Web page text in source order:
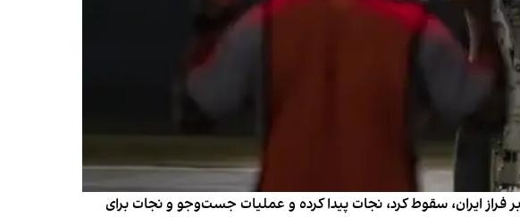
اعلام کرد یک خدمه از جنگنده آمریکایی اف-۱۵اِی که هنگام پرواز بر فراز ایران، سقوط کرد، نجات پیدا کرده و عملیات جست‌وجو و نجات برای